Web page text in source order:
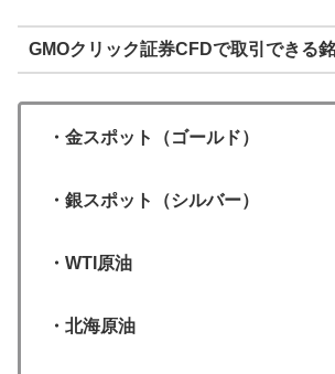
GMOクリック証券CFDで取引できる
・金スポット（ゴールド）
・銀スポット（シルバー）
・WTI原油
・北海原油